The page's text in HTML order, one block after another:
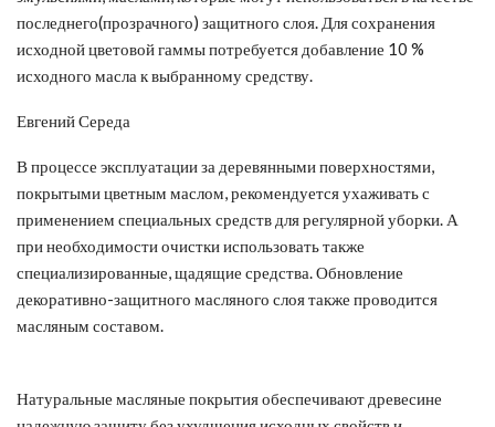
последнего(прозрачного) защитного слоя. Для сохранения
исходной цветовой гаммы потребуется добавление 10 %
исходного масла к выбранному средству.
Евгений Середа
В процессе эксплуатации за деревянными поверхностями,
покрытыми цветным маслом, рекомендуется ухаживать с
применением специальных средств для регулярной уборки. А
при необходимости очистки использовать также
специализированные, щадящие средства. Обновление
декоративно-защитного масляного слоя также проводится
масляным составом.
Натуральные масляные покрытия обеспечивают древесине